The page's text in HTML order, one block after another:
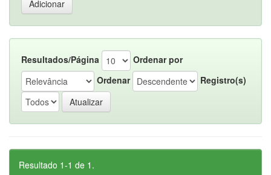
Resultados/Página
Ordenar por
Ordenar
Registro(s)
Resultado 1-1 de 1.